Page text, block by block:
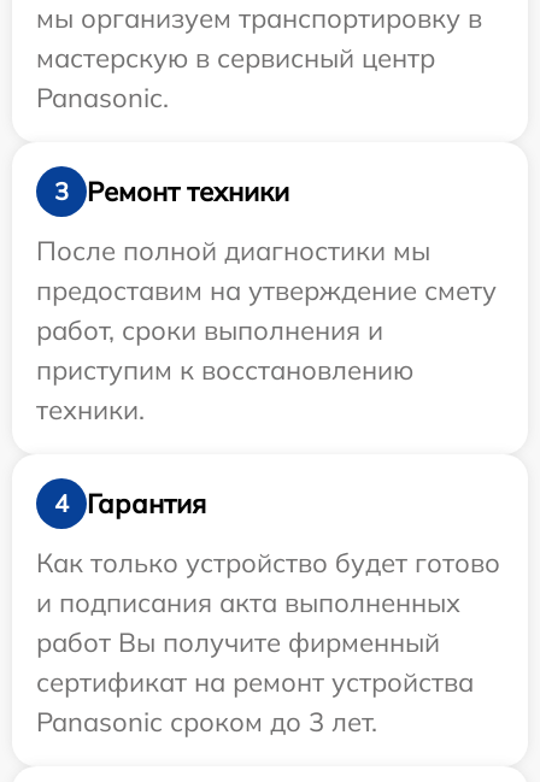
мы организуем транспортировку в
мастерскую в сервисный центр
Panasonic.
3
Ремонт техники
После полной диагностики мы
предоставим на утверждение смету
работ, сроки выполнения и
приступим к восстановлению
техники.
4
Гарантия
Как только устройство будет готово
и подписания акта выполненных
работ Вы получите фирменный
сертификат на ремонт устройства
Panasonic сроком до 3 лет.